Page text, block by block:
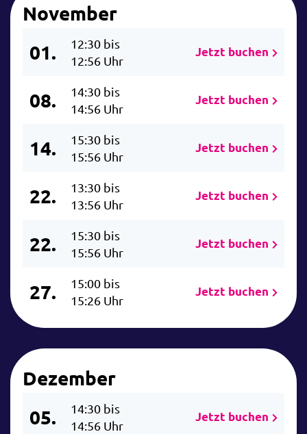
November
01.
12:30 bis
12:56 Uhr
Jetzt buchen
08.
14:30 bis
14:56 Uhr
Jetzt buchen
14.
15:30 bis
15:56 Uhr
Jetzt buchen
22.
13:30 bis
13:56 Uhr
Jetzt buchen
22.
15:30 bis
15:56 Uhr
Jetzt buchen
27.
15:00 bis
15:26 Uhr
Jetzt buchen
Dezember
05.
14:30 bis
14:56 Uhr
Jetzt buchen